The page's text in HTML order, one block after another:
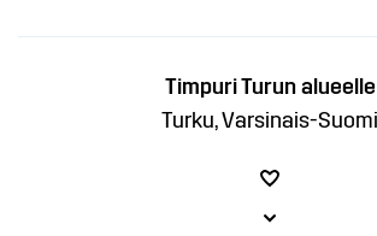
Timpuri Turun alueelle
Turku, Varsinais-Suomi